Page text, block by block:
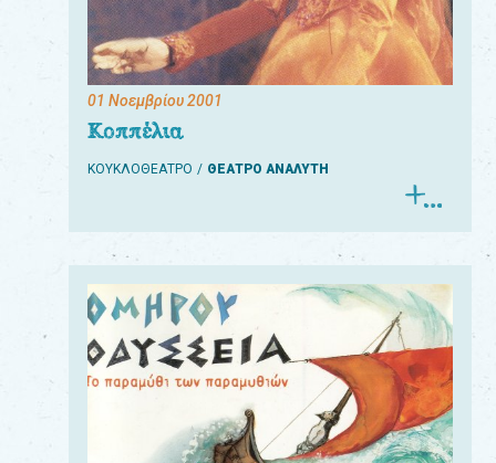
01 Νοεμβρίου 2001
Κοππέλια
ΚΟΥΚΛΟΘΕΑΤΡΟ ΘΕΑΤΡΟ ΑΝΑΛΥΤΗ
συλλόγους
παραγωγούς
συνεργάτες